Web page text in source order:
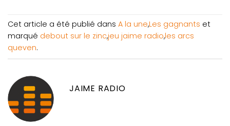
Cet article a été publié dans A la une,Les gagnants et
marqué debout sur le zinc,jeu jaime radio,les arcs
queven.
JAIME RADIO